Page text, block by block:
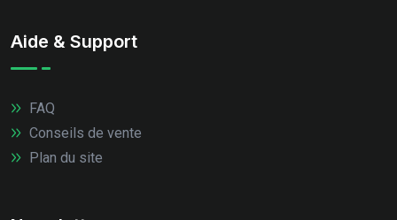
Aide & Support
FAQ
Conseils de vente
Plan du site